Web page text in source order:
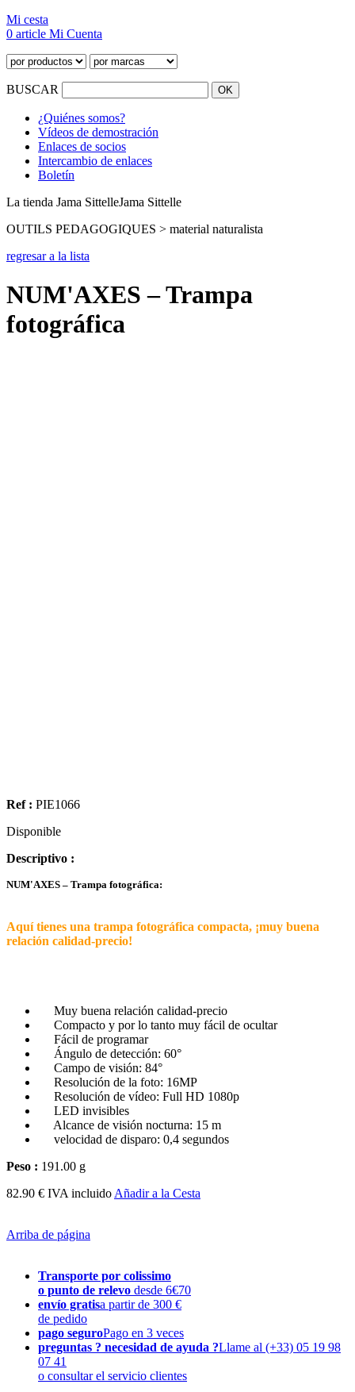
Mi cesta
0 article Mi Cuenta
BUSCAR
¿Quiénes somos?
Vídeos de demostración
Enlaces de socios
Intercambio de enlaces
Boletín
La tienda Jama SittelleJama Sittelle
OUTILS PEDAGOGIQUES > material naturalista
regresar a la lista
NUM'AXES – Trampa
fotográfica
Ref : PIE1066
Disponible
Descriptivo :
NUM'AXES – Trampa fotográfica:
Aquí tienes una trampa fotográfica compacta, ¡muy buena
relación calidad-precio!
Muy buena relación calidad-precio
Compacto y por lo tanto muy fácil de ocultar
Fácil de programar
Ángulo de detección: 60°
Campo de visión: 84°
Resolución de la foto: 16MP
Resolución de vídeo: Full HD 1080p
LED invisibles
Alcance de visión nocturna: 15 m
velocidad de disparo: 0,4 segundos
Peso : 191.00 g
82.90 € IVA incluido Añadir a la Cesta
Arriba de página
Transporte por colissimo
o punto de relevo desde 6€70
envío gratisa partir de 300 €
de pedido
pago seguroPago en 3 veces
preguntas ? necesidad de ayuda ?Llame al (+33) 05 19 98
07 41
o consultar el servicio clientes